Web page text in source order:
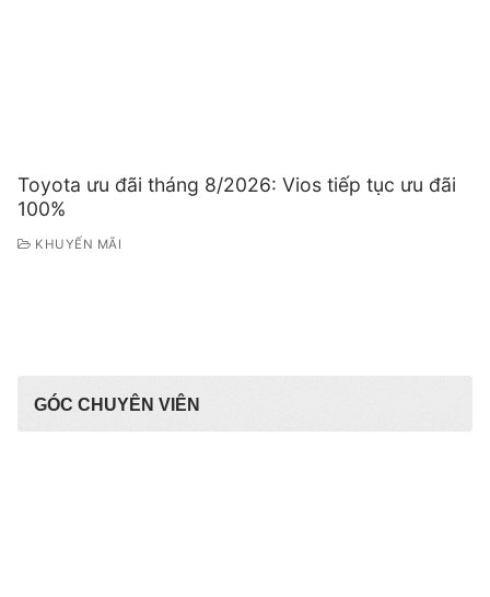
Toyota ưu đãi tháng 8/2026: Vios tiếp tục ưu đãi
100%
KHUYẾN MÃI
GÓC CHUYÊN VIÊN